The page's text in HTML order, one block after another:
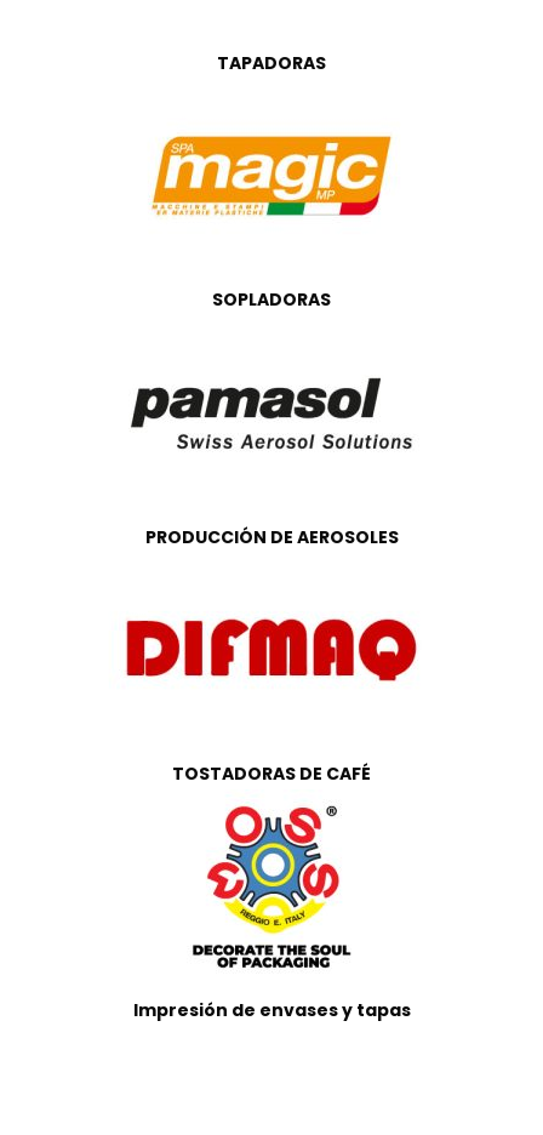
TAPADORAS
SOPLADORAS
PRODUCCIÓN DE AEROSOLES
TOSTADORAS DE CAFÉ
Impresión de envases y tapas